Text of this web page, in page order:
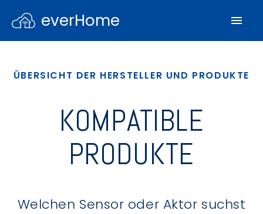
everHome
ÜBERSICHT DER HERSTELLER UND PRODUKTE
KOMPATIBLE
PRODUKTE
Welchen Sensor oder Aktor suchst